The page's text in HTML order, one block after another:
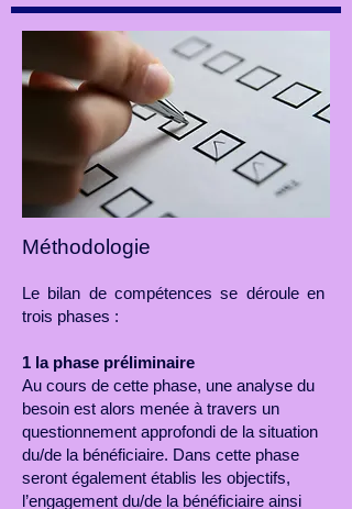
Méthodologie
Le bilan de compétences se déroule en
trois phases :
1 la phase préliminaire
Au cours de cette phase, une analyse du
besoin est alors menée à travers un
questionnement approfondi de la situation
du/de la bénéficiaire. Dans cette phase
seront également établis les objectifs,
l’engagement du/de la bénéficiaire ainsi